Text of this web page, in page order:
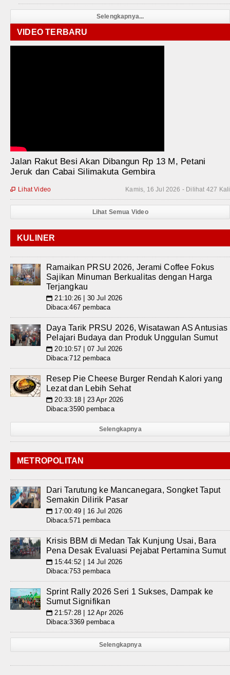
Selengkapnya...
VIDEO TERBARU
Jalan Rakut Besi Akan Dibangun Rp 13 M, Petani
Jeruk dan Cabai Silimakuta Gembira
Kamis, 16 Jul 2026 - Dilihat 427 Kali
 Lihat Video
Lihat Semua Video
KULINER
Ramaikan PRSU 2026, Jerami Coffee Fokus
Sajikan Minuman Berkualitas dengan Harga
Terjangkau
📅 21:10:26 | 30 Jul 2026
Dibaca:467 pembaca
Daya Tarik PRSU 2026, Wisatawan AS Antusias
Pelajari Budaya dan Produk Unggulan Sumut
📅 20:10:57 | 07 Jul 2026
Dibaca:712 pembaca
Resep Pie Cheese Burger Rendah Kalori yang
Lezat dan Lebih Sehat
📅 20:33:18 | 23 Apr 2026
Dibaca:3590 pembaca
Selengkapnya
METROPOLITAN
Dari Tarutung ke Mancanegara, Songket Taput
Semakin Dilirik Pasar
📅 17:00:49 | 16 Jul 2026
Dibaca:571 pembaca
Krisis BBM di Medan Tak Kunjung Usai, Bara
Pena Desak Evaluasi Pejabat Pertamina Sumut
📅 15:44:52 | 14 Jul 2026
Dibaca:753 pembaca
Sprint Rally 2026 Seri 1 Sukses, Dampak ke
Sumut Signifikan
📅 21:57:28 | 12 Apr 2026
Dibaca:3369 pembaca
Selengkapnya